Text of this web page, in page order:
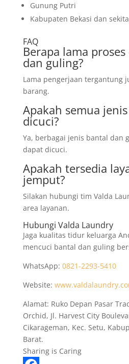
Gunung Putri
Kabupaten Bekasi dan
FAQ
Berapa lama
dan guling?
Lama pengerjaan tergantung
barang.
Apakah semua
dicuci?
Ya, berbagai jenis bantal dan
dapat dicuci.
Apakah tersedia
jemput?
Silakan hubungi tim Valda
area layanan.
Hubungi Valda Laundry
Jaga kualitas tidur keluarga
mencuci bantal dan guling
WhatsApp: 0821-2293-5410
Website:
Alamat: Ruko Depan Pasar
Orchid, Jl. Harvest City
Cikarageman, Kec. Setu,
Barat.
Sharing is Caring